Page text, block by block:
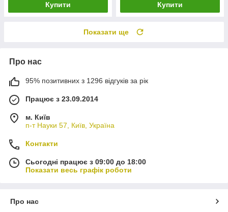
Купити Купити
Показати ще
Про нас
95% позитивних з 1296 відгуків за рік
Працює з 23.09.2014
м. Київ
п-т Науки 57, Київ, Україна
Контакти
Сьогодні працює з 09:00 до 18:00
Показати весь графік роботи
Про нас